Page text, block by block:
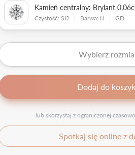
Kamień centralny: Brylant
Czystość: SI2 | Barwa: H | GD
Wybierz
Dodaj do
lub skorzystaj z ograniczonej
Spotkaj się online z